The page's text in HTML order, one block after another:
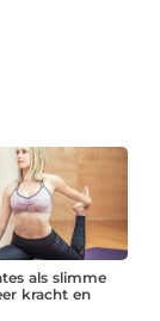
als slimme
kracht en